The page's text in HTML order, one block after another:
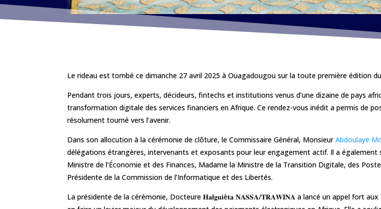
Le rideau est tombé ce dimanche 27 avril 2025 à Ouagadougou sur la toute première édition
Pendant trois jours, experts, décideurs, fintechs et institutions venus d’une dizaine de pays
transformation digitale des services financiers en Afrique. Ce rendez-vous inédit a permis de
résolument tourné vers l’avenir.
Dans son allocution à la cérémonie de clôture, le Commissaire Général, MonsieurAbdoulaye
délégations étrangères, intervenants et exposants pour leur engagement actif. Il a
Ministre de l’Économie et des Finances, Madame la Ministre de la Transition Digitale, des
Présidente de la Commission de l’Informatique et des Libertés.
La présidente de la cérémonie, Docteure 𝐇𝐚𝐥𝐠𝐮𝐢è𝐭𝐚 𝐍𝐀𝐒𝐒𝐀/𝐓𝐑𝐀𝐖𝐈𝐍𝐀 a lancé un appel fort